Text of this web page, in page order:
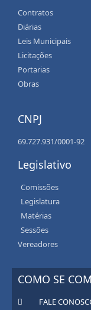
Contratos
Diárias
Leis Municipais
Licitações
Portarias
Obras
CNPJ
69.727.931/0001-92
Legislativo
Comissões
Legislatura
Matérias
Sessões
Vereadores
COMO SE
FALE